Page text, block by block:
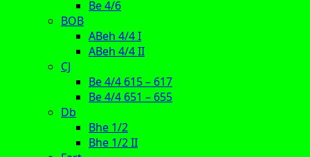
Be 4/6
BOB
ABeh 4/4 I
ABeh 4/4 II
CJ
Be 4/4 615 – 617
Be 4/4 651 – 655
Db
Bhe 1/2
Bhe 1/2 II